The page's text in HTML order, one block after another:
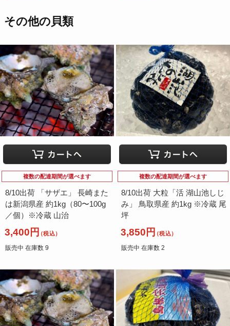
その他の貝類
複数の配達期間が選べます
8/10出荷 「サザエ」 長崎また
は新潟県産 約1kg（80〜100g
／個）※冷蔵 山治
3,400円（税込）
販売中 在庫数 9
複数の配達期間が選べます
8/10出荷 大粒「活 湖山池しじ
み」 鳥取県産 約1kg ※冷蔵 尾
坪
3,850円（税込）
販売中 在庫数 2